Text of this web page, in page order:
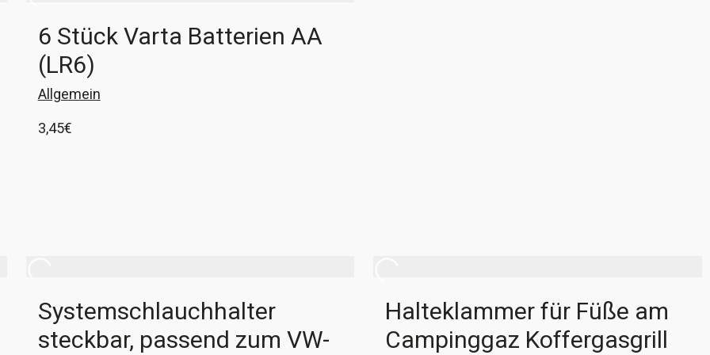
6 Stück Varta Batterien AA
(LR6)
Allgemein
3,45€
Systemschlauchhalter
steckbar, passend zum VW-
Halteklammer für Füße am
Campinggaz Koffergasgrill